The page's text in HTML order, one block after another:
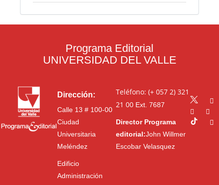
Programa Editorial
UNIVERSIDAD DEL VALLE
Dirección:
Calle 13 # 100-00
Ciudad
Universitaria
Meléndez
Edificio
Administración
Teléfono: (+ 057 2) 321
21 00Ext. 7687
Director Programa
editorial:John Willmer
Escobar Velasquez